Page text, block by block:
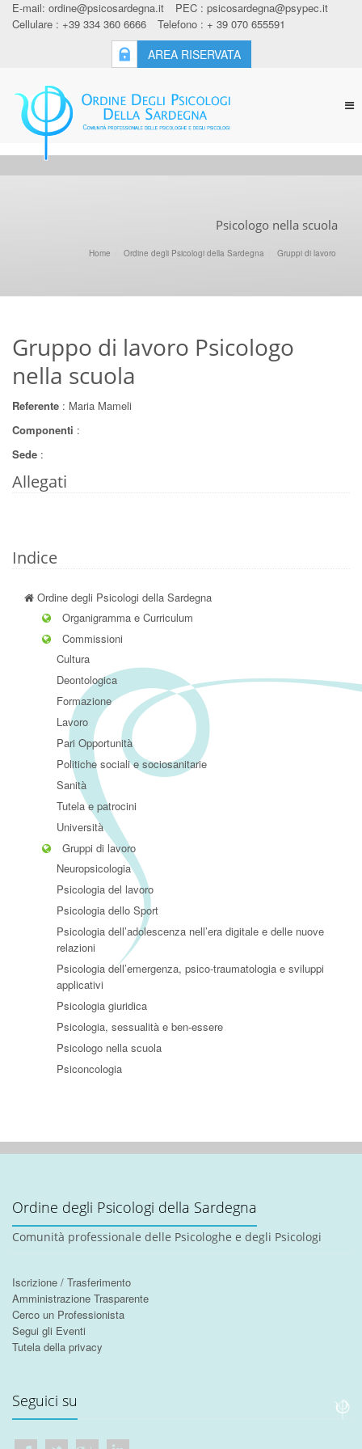
E-mail: ordine@psicosardegna.it PEC : psicosardegna@psypec.it
Cellulare : +39 334 360 6666
Telefono : + 39 070 655591
AREA RISERVATA
Psicologo nella scuola
Home Ordine degli Psicologi della Sardegna Gruppi di lavoro
Gruppo di lavoro Psicologo
nella scuola
Referente : Maria Mameli
Componenti :
Sede :
Allegati
Indice
Ordine degli Psicologi della Sardegna
Organigramma e Curriculum
Commissioni
Cultura
Deontologica
Formazione
Lavoro
Pari Opportunità
Politiche sociali e sociosanitarie
Sanità
Tutela e patrocini
Università
Gruppi di lavoro
Neuropsicologia
Psicologia del lavoro
Psicologia dello Sport
Psicologia dell’adolescenza nell’era digitale e delle nuove
relazioni
Psicologia dell’emergenza, psico-traumatologia e sviluppi
applicativi
Psicologia giuridica
Psicologia, sessualità e ben-essere
Psicologo nella scuola
Psiconcologia
Ordine degli Psicologi della Sardegna
Comunità professionale delle Psicologhe e degli Psicologi
Iscrizione / Trasferimento
Amministrazione Trasparente
Cerco un Professionista
Segui gli Eventi
Tutela della privacy
Seguici su